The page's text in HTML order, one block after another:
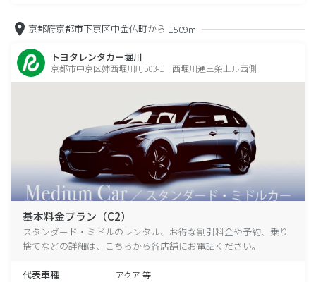
京都府京都市下京区中金仏町から 1509m
トヨタレンタカー堀川
京都市中京区姉西堀川町503-1 西堀川通三条上ル西側
基本料金プラン（C2）
スタンダード・ミドルのレンタル、お得な割引料金や予約、乗り
捨てなどの詳細は、こちらから各店舗にお電話ください。
代表車種 アクア 等